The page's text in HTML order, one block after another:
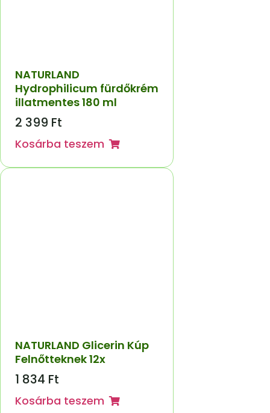
NATURLAND
Hydrophilicum fürdőkrém
illatmentes 180 ml
2 399 Ft
Kosárba teszem
NATURLAND Glicerin Kúp
Felnőtteknek 12x
1 834 Ft
Kosárba teszem